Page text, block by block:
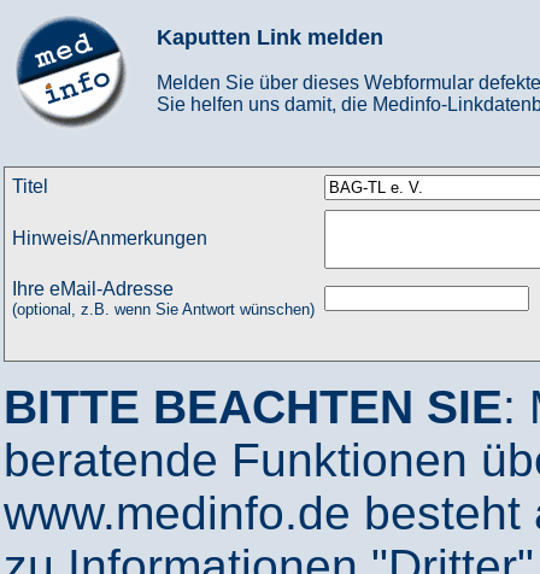
Kaputten Link melden
Melden Sie über dieses Webformular
Sie helfen uns damit, die Medinfo-
Titel
Hinweis/Anmerkungen
Ihre eMail-Adresse
(optional, z.B. wenn Sie Antwort wünschen)
BITTE BEACHTEN SIE:
beratende Funktionen
www.medinfo.de